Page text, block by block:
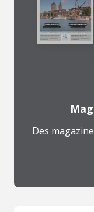
Des